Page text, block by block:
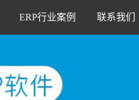
ERP行业案例 联系我们